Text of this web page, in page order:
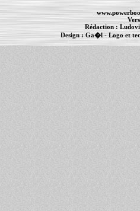
Rédaction :
Design :Ga�l - Logo et
PowerBook-MacBook Pro